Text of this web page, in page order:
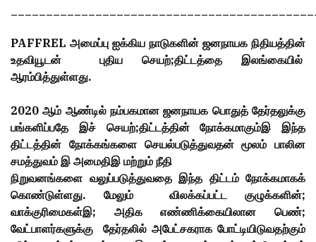
PAFFREL அமைப்பு ஐக்கிய நாடுகளின் ஜனநாயக நிதியத்தின்
உதவியூடன் புதிய செயற்;திட்டத்தை இலங்கையில்
ஆரம்பித்துள்ளது.
2020 ஆம் ஆண்டில் நம்பகமான ஜனநாயக பொதுத் தேர்தலுக்கு
பங்களிப்பதே இச் செயற்;திட்டத்தின் நோக்கமாகும்இ இந்த
திட்டத்தின் நோக்கங்களை செயல்படுத்துவதன் மூலம் பாலின
சமத்துவம் இ அமைதிஇ மற்றும் நீதி
நிறுவனங்களை வலுப்படுத்துவதை இந்த திட்டம் நோக்கமாகக்
கொண்டுள்ளது. மேலும் விலக்கப்பட்ட குழுக்களின்;
வாக்குரிமைகள்இ; அதிக எண்ணிக்கையிலான பெண்;
வேட்பாளர்களுக்கு தேர்தலில் அபேட்சகராக போட்டியிடுவதற்கும்